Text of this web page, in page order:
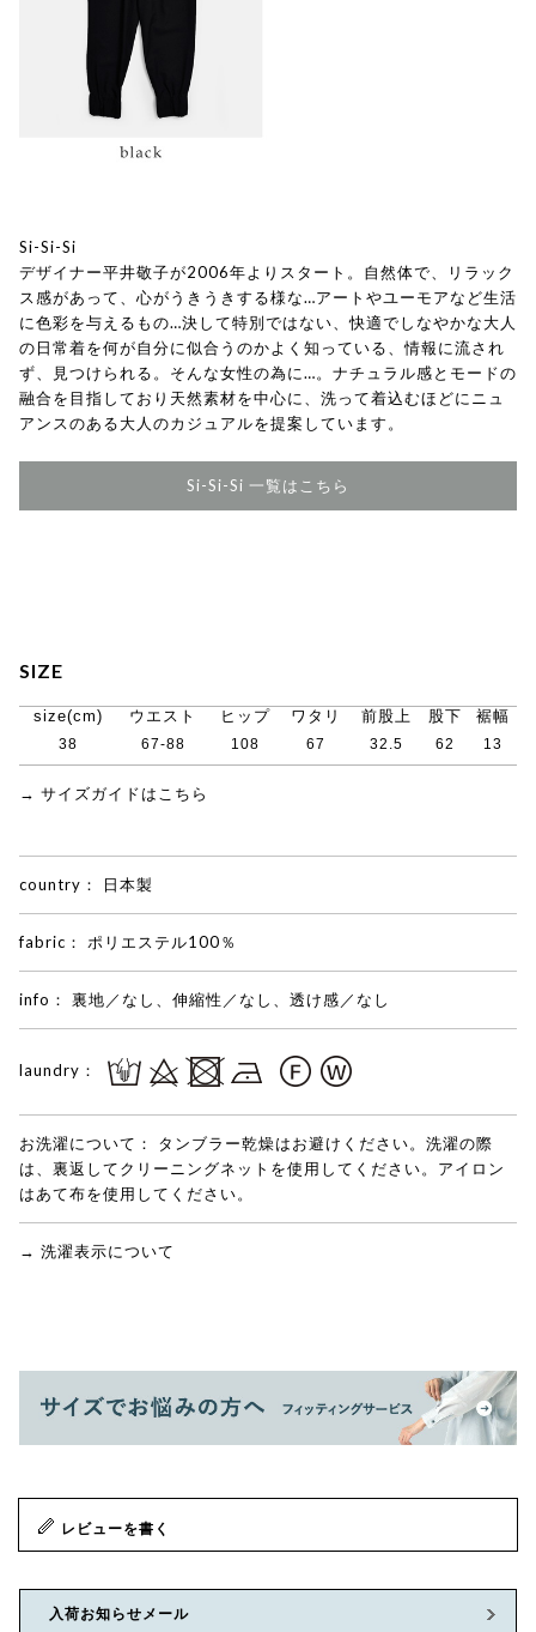
Si-Si-Si
デザイナー平井敬子が2006年よりスタート。自然体で、リラック
ス感があって、心がうきうきする様な…アートやユーモアなど生活
に色彩を与えるもの…決して特別ではない、快適でしなやかな大人
の日常着を何が自分に似合うのかよく知っている、情報に流され
ず、見つけられる。そんな女性の為に…。ナチュラル感とモードの
融合を目指しており天然素材を中心に、洗って着込むほどにニュ
アンスのある大人のカジュアルを提案しています。
Si-Si-Si 一覧はこちら
SIZE
size(cm) ウエスト ヒップ ワタリ 前股上 股下 裾幅
38 67-88 108 67 32.5 62 13
→ サイズガイドはこちら
country： 日本製
fabric： ポリエステル100％
info： 裏地／なし、伸縮性／なし、透け感／なし
laundry：
お洗濯について：
タンブラー乾燥はお避けください。洗濯の際
は、裏返してクリーニングネットを使用してください。アイロン
はあて布を使用してください。
→ 洗濯表示について
レビューを書く
入荷お知らせメール